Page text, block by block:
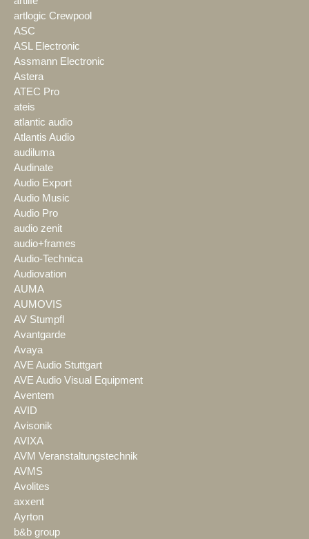
artlogic Crewpool
ASC
ASL Electronic
Assmann Electronic
Astera
ATEC Pro
ateis
atlantic audio
Atlantis Audio
audiluma
Audinate
Audio Export
Audio Music
Audio Pro
audio zenit
audio+frames
Audio-Technica
Audiovation
AUMA
AUMOVIS
AV Stumpfl
Avantgarde
Avaya
AVE Audio Stuttgart
AVE Audio Visual Equipment
Aventem
AVID
Avisonik
AVIXA
AVM Veranstaltungstechnik
AVMS
Avolites
axxent
Ayrton
b&b group